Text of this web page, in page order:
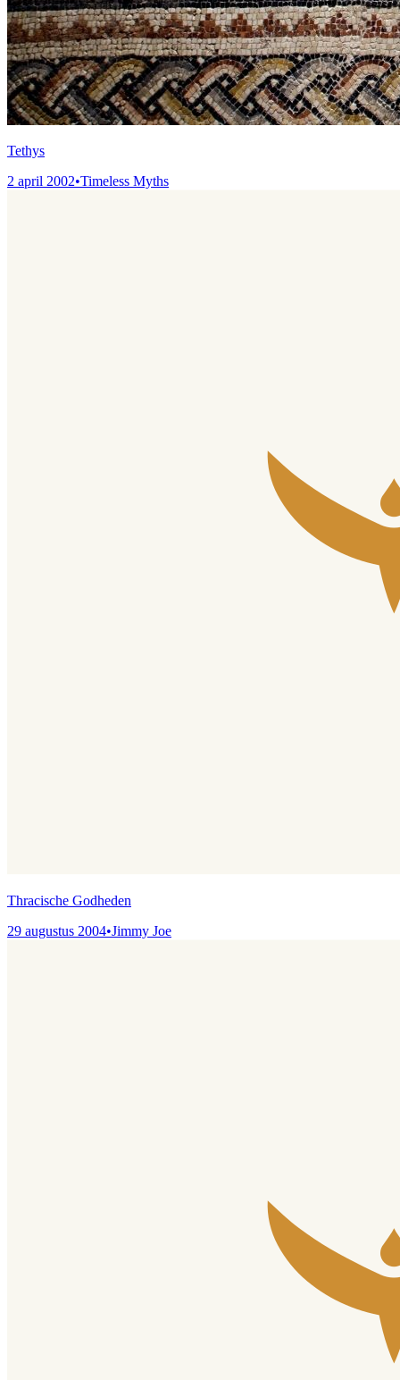
Tethys
2 april 2002•Timeless Myths
Thracische Godheden
29 augustus 2004•Jimmy Joe